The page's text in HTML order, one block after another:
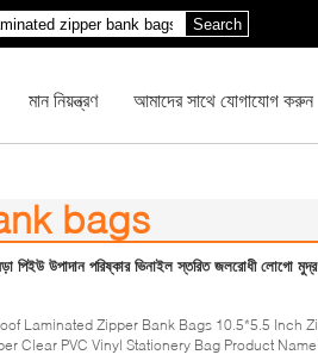
Search
মান নিয়ন্ত্রণ আমাদের সাথে যোগাযোগ করুন
bags
পিইউ উপাদান পরিষ্কার ভিনাইল স্তরিত জলরোধী লোগো
Laminated Zipper Bank Bags 10.5*5.5 Inch​
Clear PVC Vinyl Stationery Bag Product